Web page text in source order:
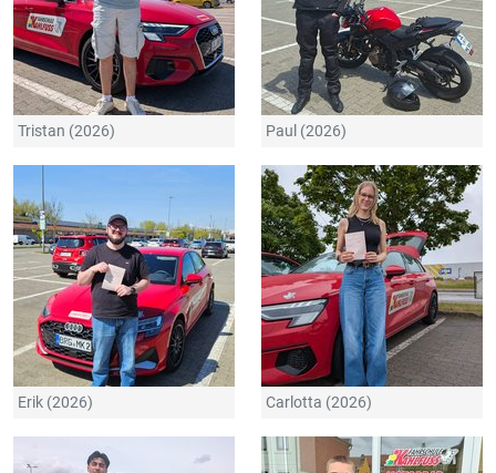
Tristan (2026) Paul (2026)
Erik (2026) Carlotta (2026)